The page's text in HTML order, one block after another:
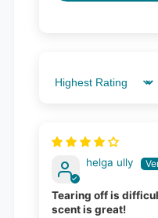
Sort by
helga ully
Tearing off is
scent is great!